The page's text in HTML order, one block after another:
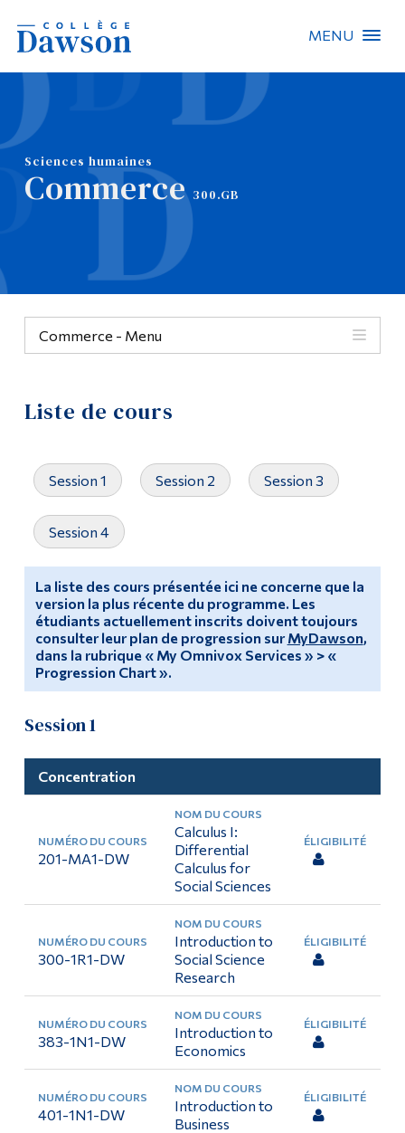
MENU
Sciences humaines
Commerce 300.GB
Commerce - Menu
Cours
Liste de cours
Diplômé·es
FAQ
Liste de cours
Session 1 Session 2 Session 3
Session 4
La liste des cours présentée ici ne concerne que la
version la plus récente du programme. Les
étudiants actuellement inscrits doivent toujours
consulter leur plan de progression surMyDawson,
dans la rubrique « My Omnivox Services » > «
Progression Chart ».
Session 1
Concentration
201-MA1-DW
Calculus I:
Differential
Calculus for
Social Sciences
300-1R1-DW
Introduction to
Social Science
Research
383-1N1-DW
Introduction to
Economics
401-1N1-DW
Introduction to
Business
Recherche sur le site
Recherche de personnes
Omnivox
Formation continue
Admissions
La vie à Dawson
Qui vous êtes
Étudiants actuels
Corps enseignant et
Diplômé·es et visiteur·euses